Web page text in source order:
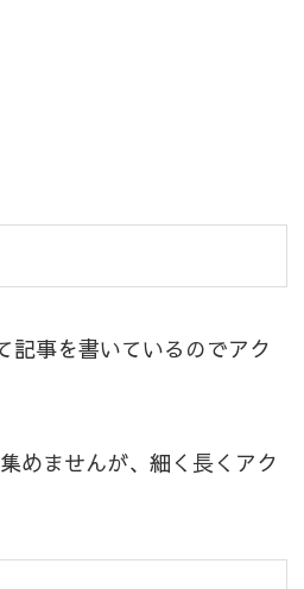
記事を書いているのでアク
めませんが、細く長くアク